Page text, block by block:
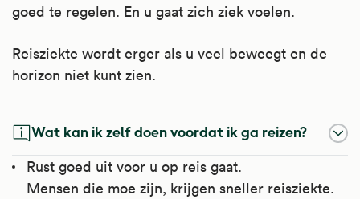
goed te regelen. En u gaat zich ziek voelen.
Reisziekte wordt erger als u veel beweegt en de
horizon niet kunt zien.
Wat kan ik zelf doen voordat ik ga reizen?
Rust goed uit voor u op reis gaat.
Mensen die moe zijn, krijgen sneller reisziekte.